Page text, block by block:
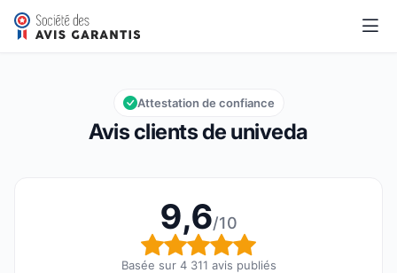
univeda
Note globale : 9,6 sur 10
9,6/10
Avis clients de univeda
Attestation de confiance
9,6/10
Note globale : 9,6 sur
Basée sur 4 311 avis publiés